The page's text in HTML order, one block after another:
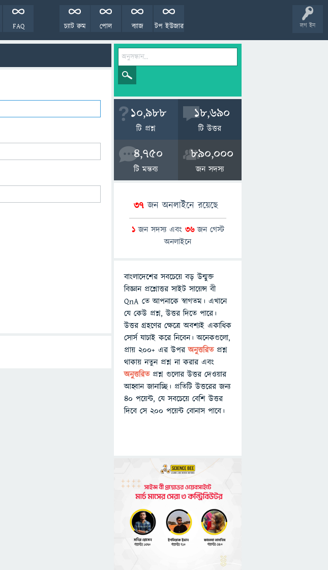
লগ ইন
FAQ টপ ইউজার
ব্যাজ
পোল
চ্যাট রুম
10,988
টি প্রশ্ন
18,690
টি উত্তর
4,750
টি মন্তব্য
890,000
জন সদস্য
37জন অনলাইনে রয়েছে
1জন সদস্য এবং 36জন গেস্ট
অনলাইনে
বাংলাদেশের সবচেয়ে বড় উন্মুক্ত
বিজ্ঞান প্রশ্নোত্তর সাইট সায়েন্স বী
QnA তে আপনাকে স্বাগতম। এখানে
যে কেউ প্রশ্ন, উত্তর দিতে পারে।
উত্তর গ্রহণের ক্ষেত্রে অবশ্যই একাধিক
সোর্স যাচাই করে নিবেন। অনেকগুলো,
প্রায় ২০০+ এর উপরঅনুত্তরিতপ্রশ্ন
থাকায় নতুন প্রশ্ন না করার এবং
অনুত্তরিত প্রশ্ন গুলোর উত্তর দেওয়ার
আহ্বান জানাচ্ছি। প্রতিটি উত্তরের জন্য
৪০ পয়েন্ট, যে সবচেয়ে বেশি উত্তর
দিবে সে ২০০ পয়েন্ট বোনাস পাবে।